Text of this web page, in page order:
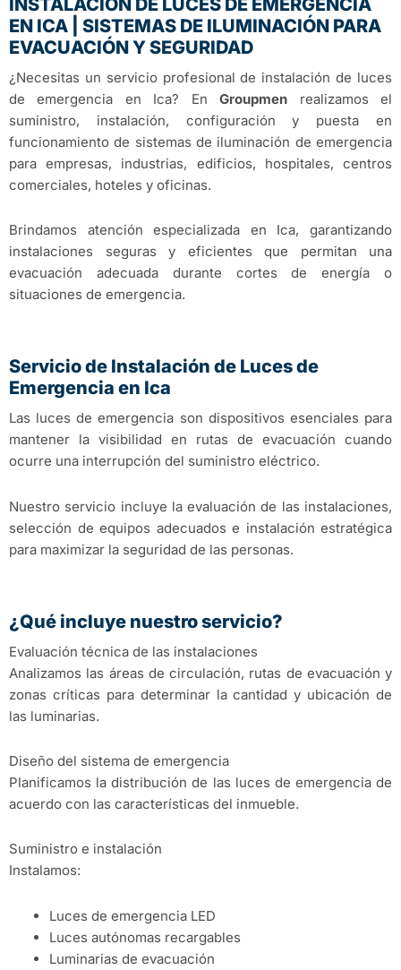
INSTALACIÓN DE LUCES DE EMERGENCIA
EN ICA | SISTEMAS DE ILUMINACIÓN PARA
EVACUACIÓN Y SEGURIDAD
¿Necesitas un servicio profesional de instalación de luces
de emergencia en Ica? EnGroupmen realizamos el
suministro, instalación, configuración y puesta en
funcionamiento de sistemas de iluminación de emergencia
para empresas, industrias, edificios, hospitales, centros
comerciales, hoteles y oficinas.
Brindamos atención especializada en Ica, garantizando
instalaciones seguras y eficientes que permitan una
evacuación adecuada durante cortes de energía o
situaciones de emergencia.
Servicio de Instalación de Luces de
Emergencia en Ica
Las luces de emergencia son dispositivos esenciales para
mantener la visibilidad en rutas de evacuación cuando
ocurre una interrupción del suministro eléctrico.
Nuestro servicio incluye la evaluación de las instalaciones,
selección de equipos adecuados e instalación estratégica
para maximizar la seguridad de las personas.
¿Qué incluye nuestro servicio?
Evaluación técnica de las instalaciones
Analizamos las áreas de circulación, rutas de evacuación y
zonas críticas para determinar la cantidad y ubicación de
las luminarias.
Diseño del sistema de emergencia
Planificamos la distribución de las luces de emergencia de
acuerdo con las características del inmueble.
Suministro e instalación
Instalamos:
Luces de emergencia LED
Luces autónomas recargables
Luminarias de evacuación